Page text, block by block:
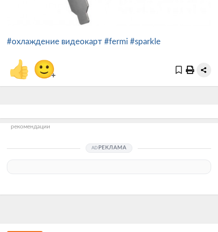
#охлаждение видеокарт #fermi #sparkle
👍 🙂+
рекомендации
РЕКЛАМА